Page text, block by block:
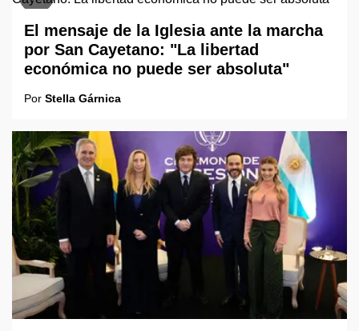
El mensaje de la Iglesia ante la marcha
por San Cayetano: "La libertad
económica no puede ser absoluta"
Por Stella Gárnica